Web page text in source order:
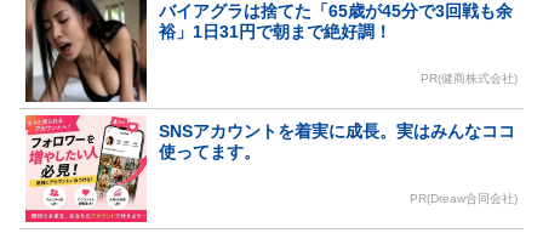
バイアグラは捨てた「65歳が45分で3回戦も余
裕」1日31円で朝まで絶好調！
PR(健商株式会社)
SNSアカウントを着実に成長。実はみんなココ
使ってます。
PR(Dreaw合同会社)